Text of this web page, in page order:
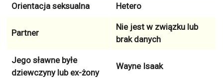
Orientacja seksualna Hetero
Partner
Nie jest w związku lub
brak danych
Jego sławne byłe
dziewczyny lub ex-żony
Wayne Isaak